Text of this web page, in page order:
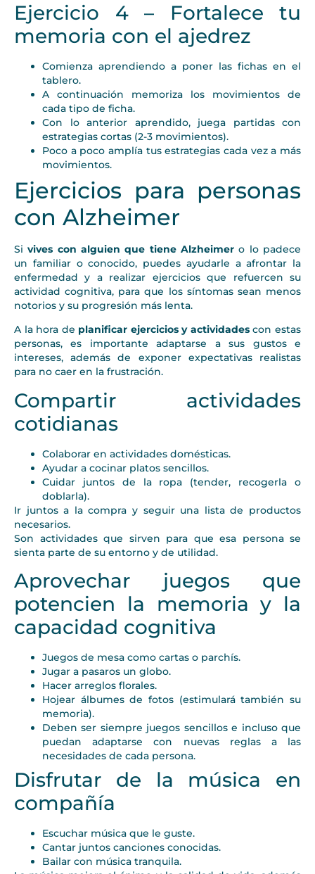
Ejercicio 4 – Fortalece tu
memoria con el ajedrez
Comienza aprendiendo a poner las fichas en el
tablero.
A continuación memoriza los movimientos de
cada tipo de ficha.
Con lo anterior aprendido, juega partidas con
estrategias cortas (2-3 movimientos).
Poco a poco amplía tus estrategias cada vez a más
movimientos.
Ejercicios para personas
con Alzheimer
Sivives con alguien que tiene Alzheimer o lo padece
un familiar o conocido, puedes ayudarle a afrontar la
enfermedad y a realizar ejercicios que refuercen su
actividad cognitiva, para que los síntomas sean menos
notorios y su progresión más lenta.
A la hora de planificar ejercicios y actividadescon estas
personas, es importante adaptarse a sus gustos e
intereses, además de exponer expectativas realistas
para no caer en la frustración.
Compartir actividades
cotidianas
Colaborar en actividades domésticas.
Ayudar a cocinar platos sencillos.
Cuidar juntos de la ropa (tender, recogerla o
doblarla).
Ir juntos a la compra y seguir una lista de productos
necesarios.
Son actividades que sirven para que esa persona se
sienta parte de su entorno y de utilidad.
Aprovechar juegos que
potencien la memoria y la
capacidad cognitiva
Juegos de mesa como cartas o parchís.
Jugar a pasaros un globo.
Hacer arreglos florales.
Hojear álbumes de fotos (estimulará también su
memoria).
Deben ser siempre juegos sencillos e incluso que
puedan adaptarse con nuevas reglas a las
necesidades de cada persona.
Disfrutar de la música en
compañía
Escuchar música que le guste.
Cantar juntos canciones conocidas.
Bailar con música tranquila.